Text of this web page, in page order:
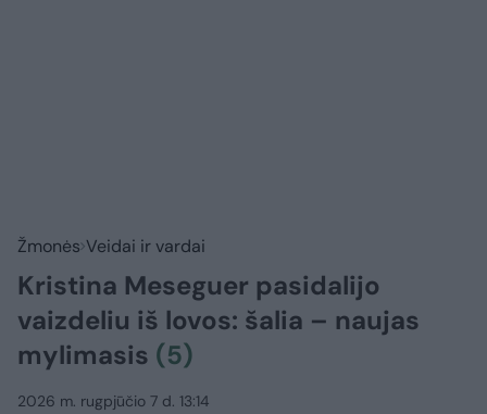
Žmonės Veidai ir vardai
Kristina Meseguer pasidalijo
vaizdeliu iš lovos: šalia – naujas
mylimasis (5)
2026 m. rugpjūčio 7 d. 13:14